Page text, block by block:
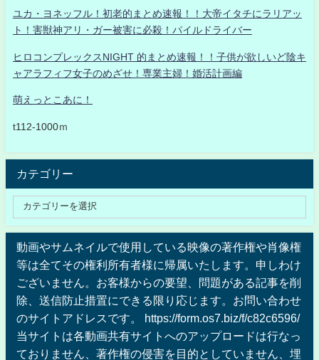
ユカ・ヨネッフル！初老的まとめ速報！！大帝イタチにラリアッ
ト！害獣神アリ・ガー被害に必殺！パイルドライバー
ヒロコンプレックスNIGHT 的まとめ速報！！子供が欲しいど陰キ
ャアラフィフ女子のめざせ！専業主婦！婚活計画編
萌えっとこあに！
t112-1000ｍ
カテゴリー
動画やサムネイルで使用している映像の著作権や肖像権
等は全てその権利所有者様に帰属いたします。申しわけ
ございません。お客様からの要望、問題がある記事を削
除、送信防止措置にできる限り応じます。お問い合わせ
のサイトアドレスです。 https://form.os7.biz/f/c82c6596/
当サイトは各動画共有サイトへのアップロードは行なっ
ておりません、著作権の侵害を目的としていません、埋